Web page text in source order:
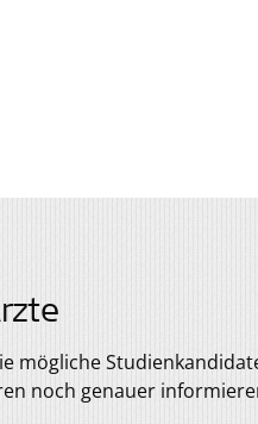
mögliche
noch genauer